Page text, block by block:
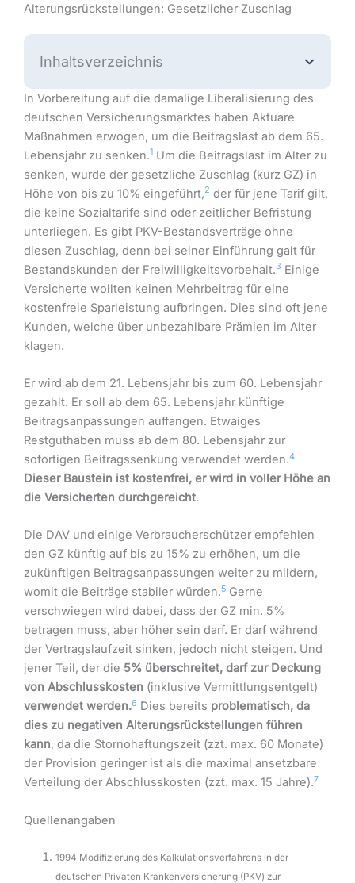
Alterungsrückstellungen: Gesetzlicher Zuschlag
Inhaltsverzeichnis
In Vorbereitung auf die damalige Liberalisierung des
deutschen Versicherungsmarktes haben Aktuare
Maßnahmen erwogen, um die Beitragslast ab dem 65.
Lebensjahr zu senken.1 Um die Beitragslast im Alter zu
senken, wurde der gesetzliche Zuschlag (kurz GZ) in
Höhe von bis zu 10% eingeführt,2 der für jene Tarif gilt,
die keine Sozialtarife sind oder zeitlicher Befristung
unterliegen. Es gibt PKV-Bestandsverträge ohne
diesen Zuschlag, denn bei seiner Einführung galt für
Bestandskunden der Freiwilligkeitsvorbehalt.3 Einige
Versicherte wollten keinen Mehrbeitrag für eine
kostenfreie Sparleistung aufbringen. Dies sind oft jene
Kunden, welche über unbezahlbare Prämien im Alter
klagen.
Er wird ab dem 21. Lebensjahr bis zum 60. Lebensjahr
gezahlt. Er soll ab dem 65. Lebensjahr künftige
Beitragsanpassungen auffangen. Etwaiges
Restguthaben muss ab dem 80. Lebensjahr zur
sofortigen Beitragssenkung verwendet werden.4
Dieser Baustein ist kostenfrei, er wird in voller Höhe an
die Versicherten durchgereicht.
Die DAV und einige Verbraucherschützer empfehlen
den GZ künftig auf bis zu 15% zu erhöhen, um die
zukünftigen Beitragsanpassungen weiter zu mildern,
womit die Beiträge stabiler würden.5 Gerne
verschwiegen wird dabei, dass der GZ min. 5%
betragen muss, aber höher sein darf. Er darf während
der Vertragslaufzeit sinken, jedoch nicht steigen. Und
jener Teil, der die 5% überschreitet, darf zur Deckung
von Abschlusskosten (inklusive Vermittlungsentgelt)
verwendet werden.6 Dies bereits problematisch, da
dies zu negativen Alterungsrückstellungen führen
kann, da die Stornohaftungszeit (zzt. max. 60 Monate)
der Provision geringer ist als die maximal ansetzbare
Verteilung der Abschlusskosten (zzt. max. 15 Jahre).7
Quellenangaben
1994 Modifizierung des Kalkulationsverfahrens in der
deutschen Privaten Krankenversicherung (PKV) zur